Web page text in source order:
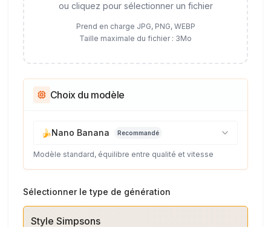
ou cliquez pour sélectionner un fichier
Prend en charge JPG, PNG, WEBP
Taille maximale du fichier : 3Mo
Choix du modèle
🍌Nano Banana Recommandé
Modèle standard, équilibre entre qualité et vitesse
Sélectionner le type de génération
Style Simpsons